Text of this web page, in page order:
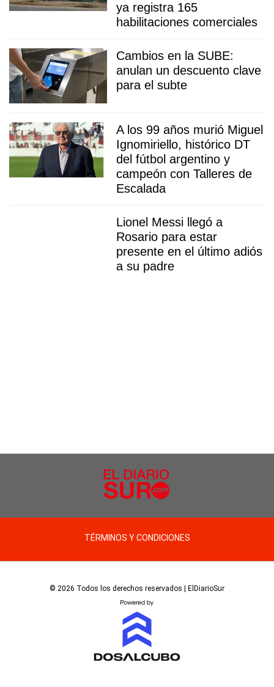
ya registra 165
habilitaciones comerciales
Cambios en la SUBE:
anulan un descuento clave
para el subte
A los 99 años murió Miguel
Ignomiriello, histórico DT
del fútbol argentino y
campeón con Talleres de
Escalada
Lionel Messi llegó a
Rosario para estar
presente en el último adiós
a su padre
TÉRMINOS Y CONDICIONES
© 2026 Todos los derechos reservados | ElDiarioSur